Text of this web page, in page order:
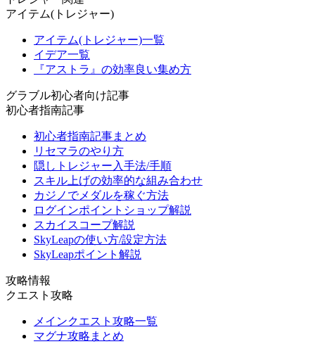
アイテム(トレジャー)
アイテム(トレジャー)一覧
イデア一覧
『アストラ』の効率良い集め方
グラブル初心者向け記事
初心者指南記事
初心者指南記事まとめ
リセマラのやり方
隠しトレジャー入手法/手順
スキル上げの効率的な組み合わせ
カジノでメダルを稼ぐ方法
ログインポイントショップ解説
スカイスコープ解説
SkyLeapの使い方/設定方法
SkyLeapポイント解説
攻略情報
クエスト攻略
メインクエスト攻略一覧
マグナ攻略まとめ